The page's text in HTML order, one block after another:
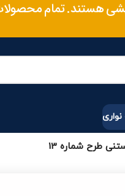
هستند. تمام
طرح شماره 13